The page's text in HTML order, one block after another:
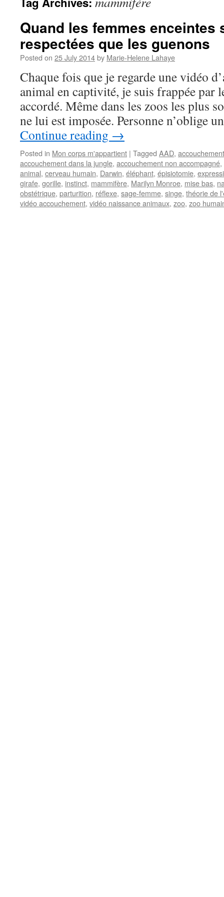
Quand les femmes enceintes
respectées que les guenons
Posted on 25 July 2014by Marie-Helene Lahaye
Chaque fois que je regarde une vidéo
animal en captivité, je suis frappée par
accordé. Même dans les zoos les plus
ne lui est imposée. Personne n’oblige
Continue reading →
Posted in Mon corps m'appartient | Tagged AAD, accouchement
accouchement dans la jungle, accouchement non accompagné,
animal, cerveau humain, Darwin, éléphant, épisiotomie,
girafe, gorille, instinct, mammifère, Marilyn Monroe, mise bas,
obstétrique, parturition, réflexe, sage-femme, singe, théorie de
vidéo accouchement, vidéo naissance animaux, zoo, zoo